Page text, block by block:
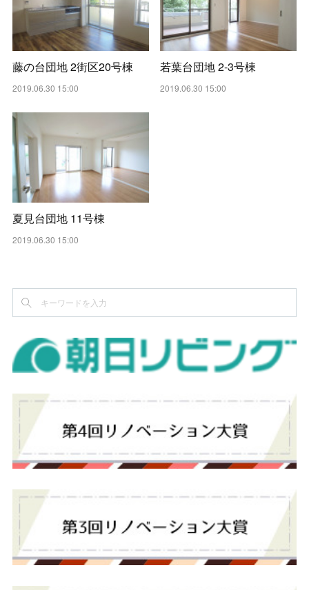
藤の台団地 2街区20号棟
2019.06.30 15:00
若葉台団地 2-3号棟
2019.06.30 15:00
夏見台団地 11号棟
2019.06.30 15:00